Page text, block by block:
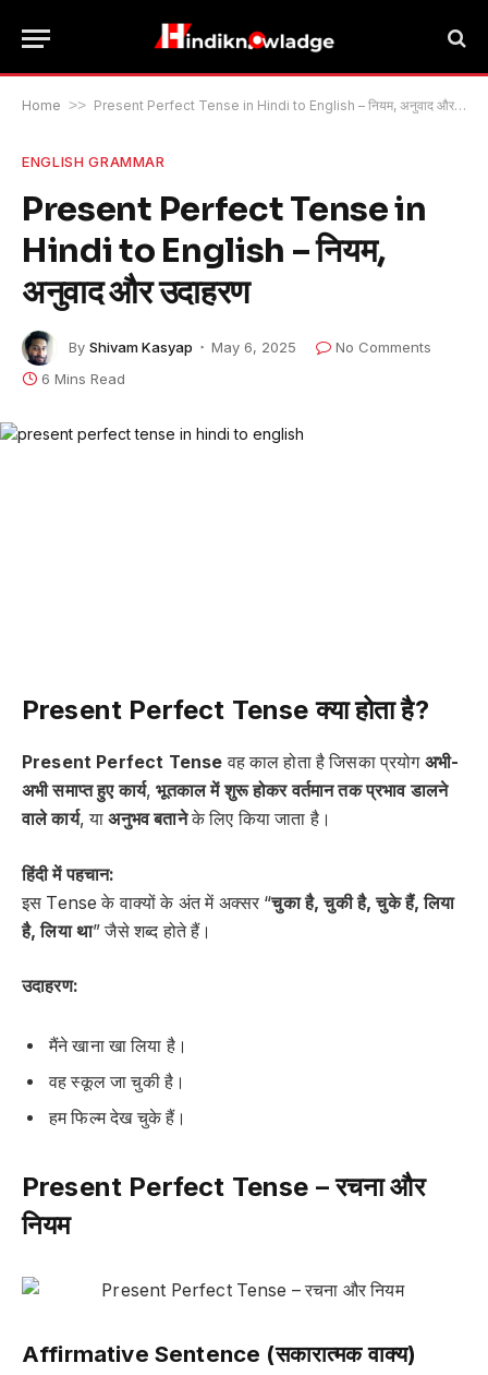
Home >> Present Perfect Tense in Hindi to English – नियम, अनुवाद और उदाहरण
ENGLISH GRAMMAR
Present Perfect Tense in
Hindi to English – नियम,
अनुवाद और उदाहरण
By Shivam Kasyap May 6, 2025
No Comments
6 Mins Read
Present Perfect Tense क्या होता है?
Present Perfect Tense वह काल होता है जिसका प्रयोग अभी-
अभी समाप्त हुए कार्य,भूतकाल में शुरू होकर वर्तमान तक प्रभाव डालने
वाले कार्य, याअनुभव बतानेके लिए किया जाता है।
हिंदी में पहचान:
इस Tense के वाक्यों के अंत में अक्सर “चुका है, चुकी है, चुके हैं, लिया
है, लिया था” जैसे शब्द होते हैं।
उदाहरण:
मैंने खाना खा लिया है।
वह स्कूल जा चुकी है।
हम फिल्म देख चुके हैं।
Present Perfect Tense – रचना और
नियम
Affirmative Sentence (सकारात्मक वाक्य)